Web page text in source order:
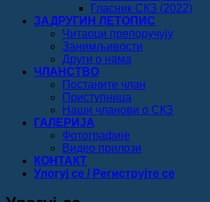
Гласник СКЗ (2022)
ЗАДРУГИН ЛЕТОПИС
Читаоци препоручују
Занимљивости
Други о нама
ЧЛАНСТВО
Постаните члан
Приступница
Наши чланови о СКЗ
ГАЛЕРИЈА
Фотографије
Видео прилози
КОНТАКТ
Улогуј се / Региструјте се